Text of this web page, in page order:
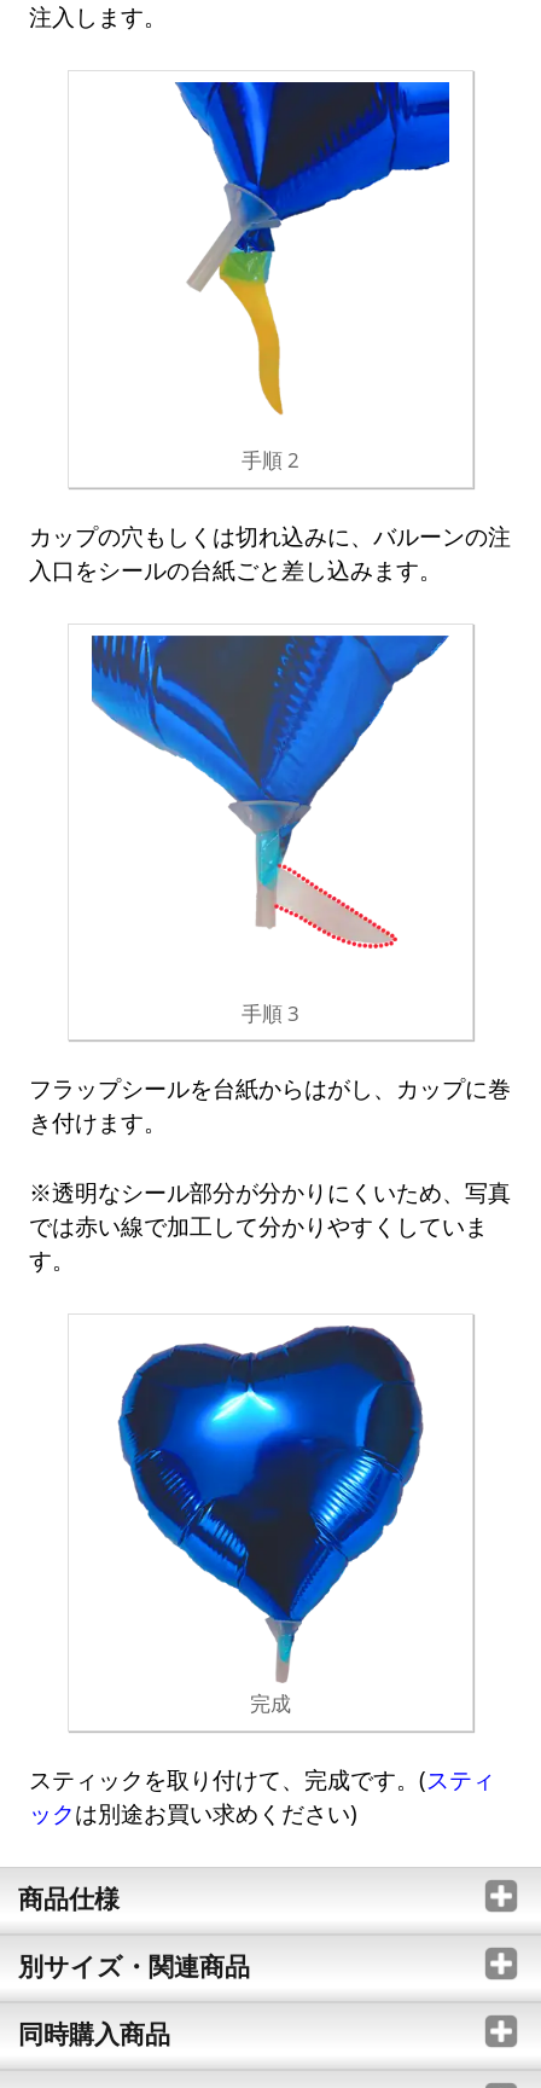
注入します。
手順 2
カップの穴もしくは切れ込みに、バルーンの注
入口をシールの台紙ごと差し込みます。
手順 3
フラップシールを台紙からはがし、カップに巻
き付けます。
※透明なシール部分が分かりにくいため、写真
では赤い線で加工して分かりやすくしていま
す。
完成
スティックを取り付けて、完成です。(スティ
ックは別途お買い求めください)
商品仕様
別サイズ・関連商品
同時購入商品